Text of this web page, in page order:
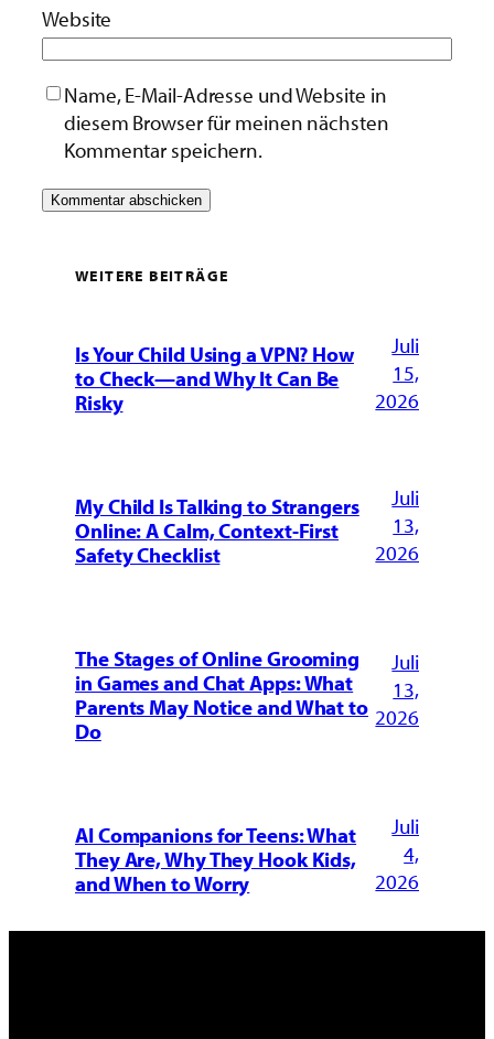
Website
Name, E-Mail-Adresse und Website in
diesem Browser für meinen nächsten
Kommentar speichern.
WEITERE BEITRÄGE
Is Your Child Using a VPN? How
to Check—and Why It Can Be
Risky
Juli
15,
2026
My Child Is Talking to Strangers
Online: A Calm, Context-First
Safety Checklist
Juli
13,
2026
The Stages of Online Grooming
in Games and Chat Apps: What
Parents May Notice and What to
Do
Juli
13,
2026
AI Companions for Teens: What
They Are, Why They Hook Kids,
and When to Worry
Juli
4,
2026